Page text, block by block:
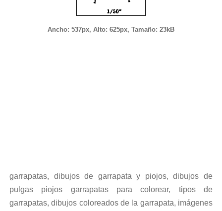
Ancho: 537px, Alto: 625px, Tamaño: 23kB
garrapatas, dibujos de garrapata y piojos, dibujos de
pulgas piojos garrapatas para colorear, tipos de
garrapatas, dibujos coloreados de la garrapata, imágenes